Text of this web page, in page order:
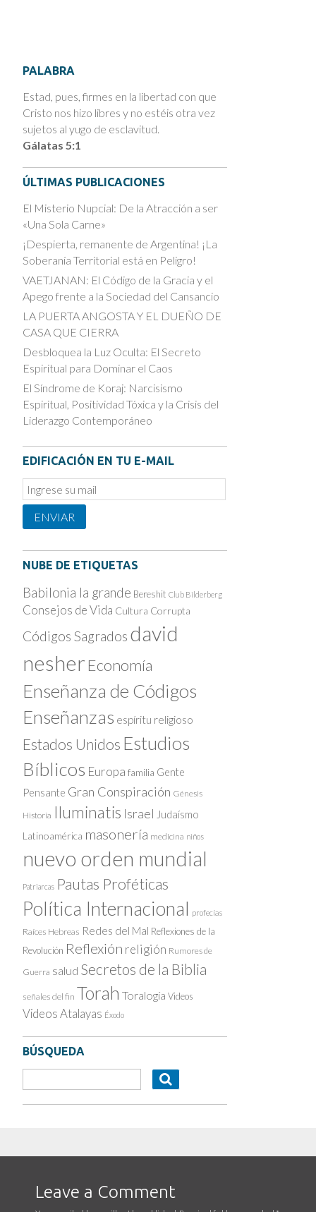
PALABRA
Estad, pues, firmes en la libertad con que
Cristo nos hizo libres y no estéis otra vez
sujetos al yugo de esclavitud.
Gálatas 5:1
ÚLTIMAS PUBLICACIONES
El Misterio Nupcial: De la Atracción a ser
«Una Sola Carne»
¡Despierta, remanente de Argentina! ¡La
Soberanía Territorial está en Peligro!
VAETJANAN: El Código de la Gracia y el
Apego frente a la Sociedad del Cansancio
LA PUERTA ANGOSTA Y EL DUEÑO DE
CASA QUE CIERRA
Desbloquea la Luz Oculta: El Secreto
Espiritual para Dominar el Caos
El Síndrome de Koraj: Narcisismo
Espiritual, Positividad Tóxica y la Crisis del
Liderazgo Contemporáneo
EDIFICACIÓN EN TU E-MAIL
Email
Subscription
ENVIAR
NUBE DE ETIQUETAS
Babilonia la grande Bereshit Club Bilderberg
Consejos de Vida Cultura Corrupta
Códigos Sagrados david
nesher Economía
Enseñanza de Códigos
Enseñanzas espíritu religioso
Estados Unidos Estudios
Bíblicos Europa familia Gente
Pensante Gran Conspiración Génesis
Historia Iluminatis Israel Judaísmo
Latinoamérica masonería medicina niños
nuevo orden mundial
Patriarcas Pautas Proféticas
Política Internacional profecías
Raíces Hebreas Redes del Mal Reflexiones de la
Revolución Reflexión religión Rumores de
Guerra salud Secretos de la Biblia
señales del fin Torah Toralogía Videos
Videos Atalayas Éxodo
BÚSQUEDA
Leave a Comment